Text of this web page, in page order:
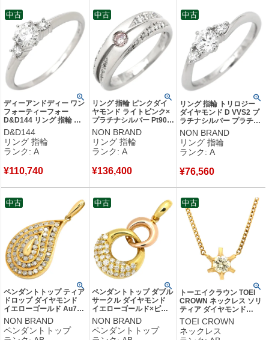
ディーアンドディー ワン
フォーティーフォー
D&D144 リング 指輪 ト
リロジー ダイヤモンド G
SI1 プラチナシルバー
D&D144 3粒 9号 【中
古】中古美品
D&D144
リング 指輪
ランク: A
¥110,740
中古
リング 指輪 ピンクダイ
ヤモンド ライトピンク×
プラチナシルバー Pt900
プラチナ パヴェ スプリ
ットシャンク マット仕上
げ 11号 【中古】中古美
品
NON BRAND
リング 指輪
ランク: A
¥136,400
中古
リング 指輪 トリロジー
ダイヤモンド D VVS2 プ
ラチナシルバー プラチナ
Pt900 3ストーン 3P 3石
3粒 イニシャル刻印あり
6.5号 【中古】中古美品
NON BRAND
リング 指輪
ランク: A
¥76,560
中古
ペンダントトップ ティア
ドロップ ダイヤモンド
イエローゴールド Au750
18K 18金 パヴェ 雫 しず
く ペイズリー型 3層 3重
【中古】中古品
NON BRAND
ペンダントトップ
中古
ペンダントトップ ダブル
サークル ダイヤモンド
イエローゴールド×ピン
クゴールド Au750 18K
18金 パヴェ 2連 コンビ
カラー ドロップ スイン
NON BRAND
ペンダントトップ
中古
トーエイクラウン TOEI
CROWN ネックレス ソリ
ティア ダイヤモンド
0.31ct イエローゴールド
Au750 18K 18金 1P 1石
1粒 6本爪 両吊りタイプ
TOEI CROWN
ネックレス
中古